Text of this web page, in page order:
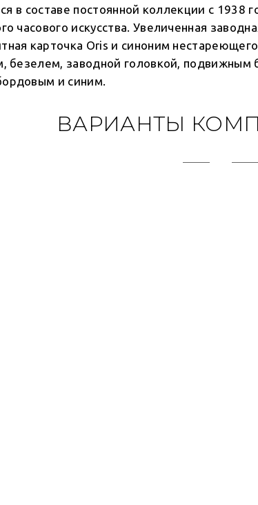
в составе постоянной коллекции с
часового искусства. Увеличенная
карточка Oris и синоним
безелем, заводной головкой,
и синим.
ВАРИАНТЫ